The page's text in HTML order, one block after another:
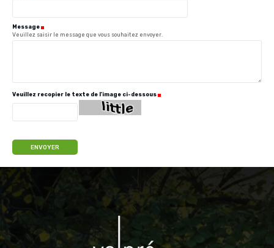
Message
Veuillez saisir le message que vous souhaitez envoyer.
Veuillez recopier le texte de l'image ci-dessous